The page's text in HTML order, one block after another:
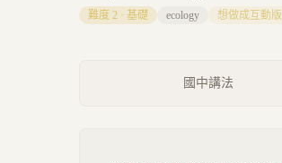
難度 2 · 基礎 ecology 想做成互動版
國中講法